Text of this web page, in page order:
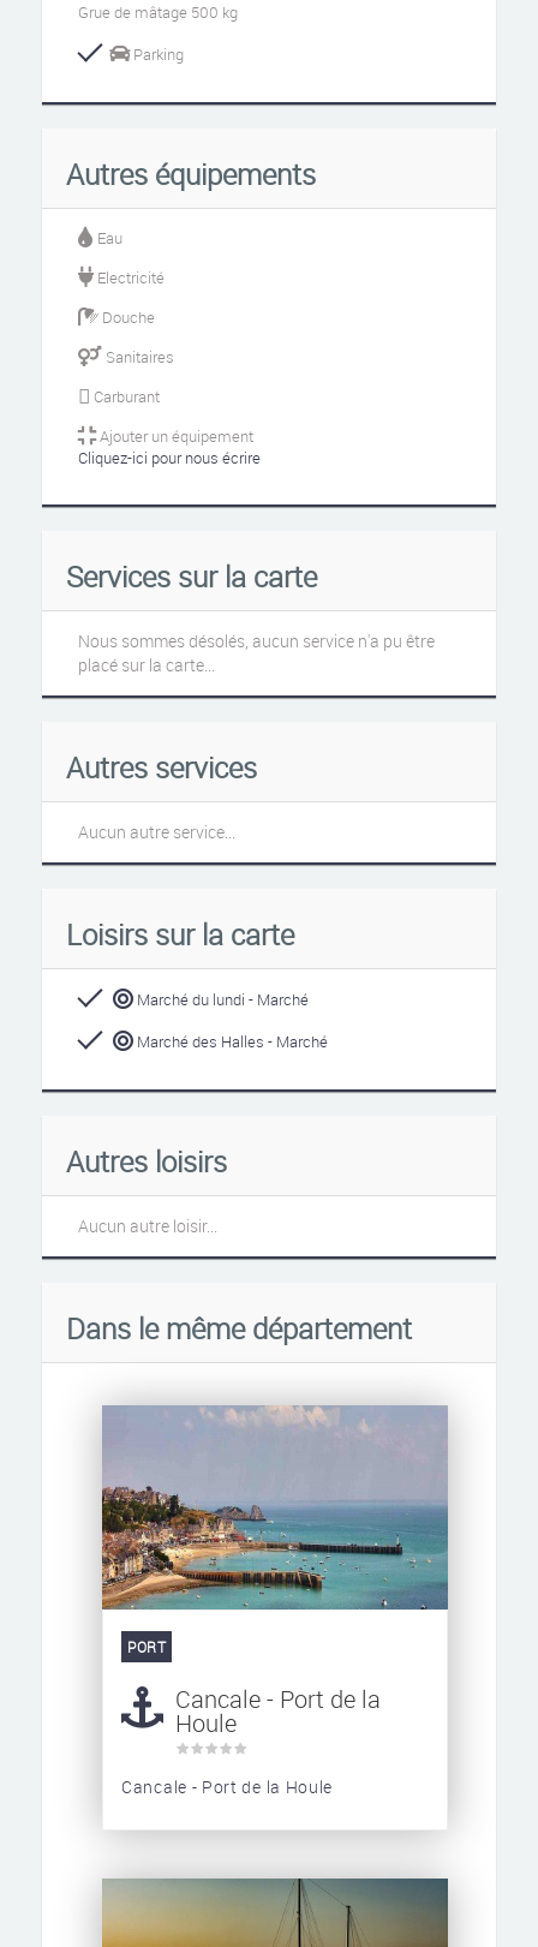
Grue de mâtage 500 kg
Parking
Autres équipements
Eau
Electricité
Douche
Sanitaires
Carburant
Ajouter un équipement
Cliquez-ici pour nous écrire
Services sur la carte
Nous sommes désolés, aucun service n'a pu être
placé sur la carte...
Autres services
Aucun autre service...
Loisirs sur la carte
Marché du lundi - Marché
Marché des Halles - Marché
Autres loisirs
Aucun autre loisir...
Dans le même département
PORT
Cancale - Port de la
Houle
Cancale - Port de la Houle